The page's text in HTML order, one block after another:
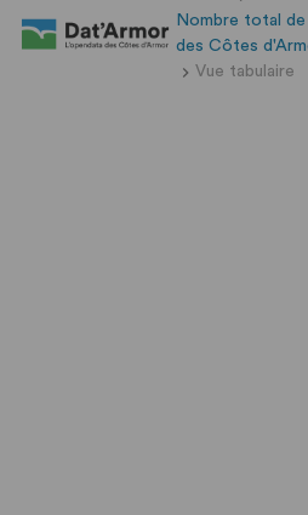
Nombre total
des Côtes
Vue tabulaire